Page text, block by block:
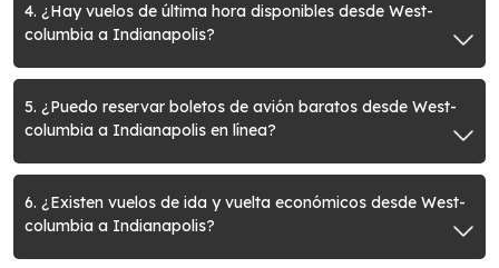
4. ¿Hay vuelos de última hora disponibles desde West-
columbia a Indianapolis?
5. ¿Puedo reservar boletos de avión baratos desde West-
columbia a Indianapolis en línea?
6. ¿Existen vuelos de ida y vuelta económicos desde West-
columbia a Indianapolis?